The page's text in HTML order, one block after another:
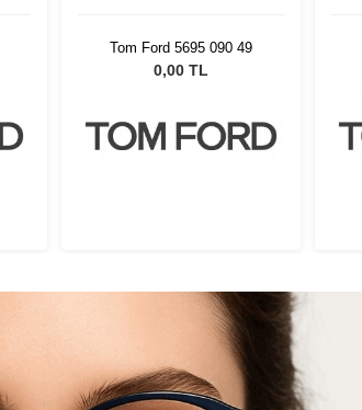
Tom Ford 5695 090 49
0,00 TL